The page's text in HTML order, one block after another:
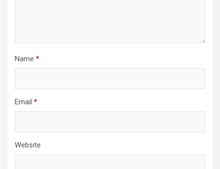
Name *
Email *
Website